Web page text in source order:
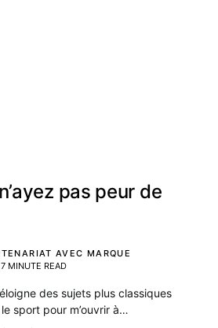
pas peur de
AVEC MARQUE
7 MINUTE READ
des sujets plus classiques
sport pour m’ouvrir à…